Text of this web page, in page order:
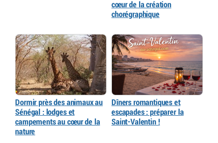
cœur de la création
chorégraphique
Dormir près des animaux au
Sénégal : lodges et
campements au cœur de la
nature
Dîners romantiques et
escapades : préparer la
Saint-Valentin !